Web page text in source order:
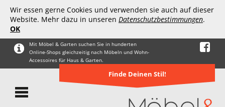
Wir essen gerne Cookies und verwenden sie auch auf dieser
Website. Mehr dazu in unseren Datenschutzbestimmungen.
OK
Mit Möbel & Garten suchen Sie in hunderten
Online-Shops gleichzeitig nach Möbeln und Wohn-
Accessoires für Haus & Garten.
Finde Deinen Stil!